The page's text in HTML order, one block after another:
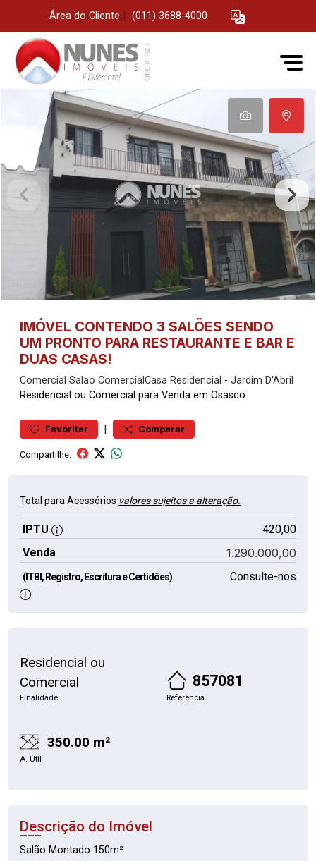
Área do Cliente (011) 3688-4000
IMÓVEL CONTENDO 3 SALÕES SENDO
UM PRONTO PARA RESTAURANTE E BAR E
DUAS CASAS!
Comercial Salao ComercialCasa Residencial - Jardim D'Abril
Residencial ou Comercial para Venda em Osasco
Favoritar | Comparar
Compartilhe:
Total para Acessórios valores sujeitos a alteração.
IPTU
420,00
Venda
1.290.000,00
(ITBI, Registro, Escritura e Certidões) Consulte-nos
Residencial ou
Comercial
Finalidade
857081
Referência
350.00 m²
A. Útil
Descrição do Imóvel
Salão Montado 150m²